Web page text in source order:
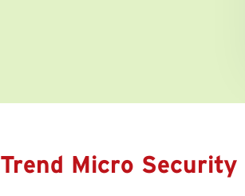
Trend Micro Security